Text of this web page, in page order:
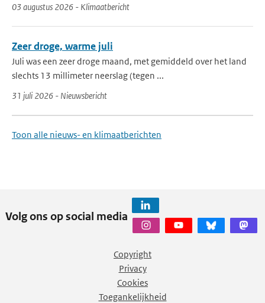
03 augustus 2026 - Klimaatbericht
Zeer droge, warme juli
Juli was een zeer droge maand, met gemiddeld over het land
slechts 13 millimeter neerslag (tegen ...
31 juli 2026 - Nieuwsbericht
Toon alle nieuws- en klimaatberichten
Volg ons op social media
Copyright
Privacy
Cookies
Toegankelijkheid